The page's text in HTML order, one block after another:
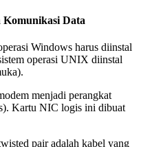
Data
Windows harus diinstal
operasi UNIX diinstal
menjadi perangkat
Kartu NIC logis ini dibuat
pair adalah kabel yang